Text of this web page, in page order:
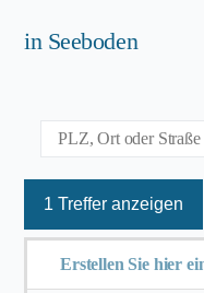
in Seeboden
1 Treffer anzeigen
Erstellen Sie hier